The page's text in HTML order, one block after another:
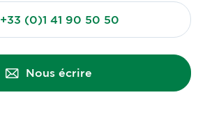
+33 (0)1 41 90 50 50
Nous écrire